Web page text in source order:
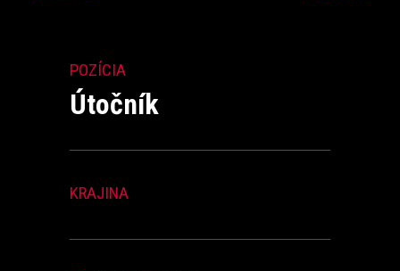
POZÍCIA
Útočník
KRAJINA